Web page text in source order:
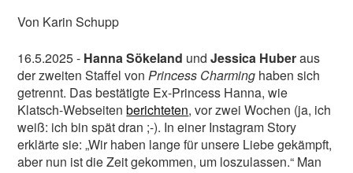
Von Karin Schupp
16.5.2025 - Hanna Sökeland undJessica Huberaus
der zweiten Staffel vonPrincess Charming haben sich
getrennt. Das bestätigte Ex-Princess Hanna, wie
Klatsch-Webseitenberichteten, vor zwei Wochen (ja, ich
weiß: ich bin spät dran ;-). In einer Instagram Story
erklärte sie: „Wir haben lange für unsere Liebe gekämpft,
aber nun ist die Zeit gekommen, um loszulassen.“ Man